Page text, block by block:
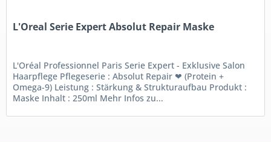
L'Oreal Serie Expert Absolut Repair Maske
L'Oréal Professionnel Paris Serie Expert - Exklusive Salon
Haarpflege Pflegeserie : Absolut Repair ❤ (Protein +
Omega-9) Leistung : Stärkung & Strukturaufbau Produkt :
Maske Inhalt : 250ml Mehr Infos zu...